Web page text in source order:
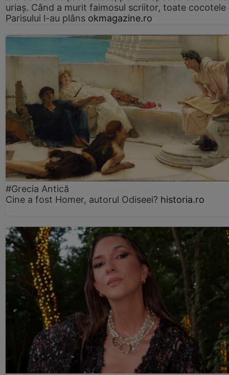
uriaș. Când a murit faimosul scriitor, toate cocotele
Parisului l-au plâns okmagazine.ro
#Grecia Antică
Cine a fost Homer, autorul Odiseei? historia.ro